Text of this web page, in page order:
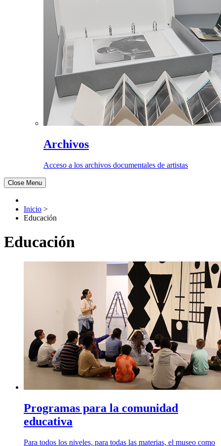
Archivos
Acceso a los archivos documentales de artistas
Close Menu
Inicio >
Educación
Educación
Programas para la comunidad
educativa
Para todos los niveles, para todas las materias, el museo como